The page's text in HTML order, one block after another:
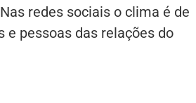
redes sociais o clima é de
pessoas das relações do